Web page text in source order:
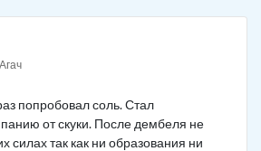
попробовал соль. Стал
от скуки. После дембеля не
силах так как ни образования ни